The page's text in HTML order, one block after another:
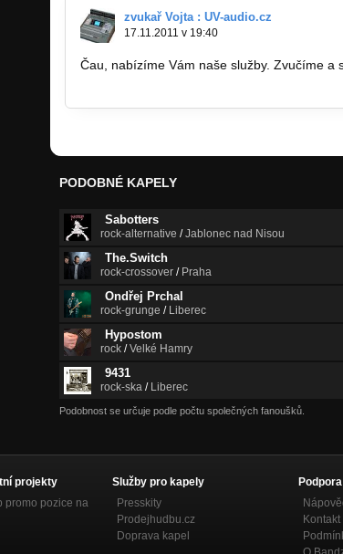
zvukař Vojta : UV-audio.cz
17.11.2011 v 19:40
Čau, nabízíme Vám naše služby. Zvučíme a
PODOBNÉ KAPELY
Sabotters
rock-alternative /Jablonec nad Nisou
The.Switch
rock-crossover / Praha
Ondřej Prchal
rock-grunge / Liberec
Hypostom
rock /Velké Hamry
9431
rock-ska / Liberec
Podobnost se určuje podle počtu společných fanoušků.
projekty
promo pozice na
Služby pro kapely
Presskity
Prodejhudbu.cz
Doprava kapel
Podpora
Kontakt